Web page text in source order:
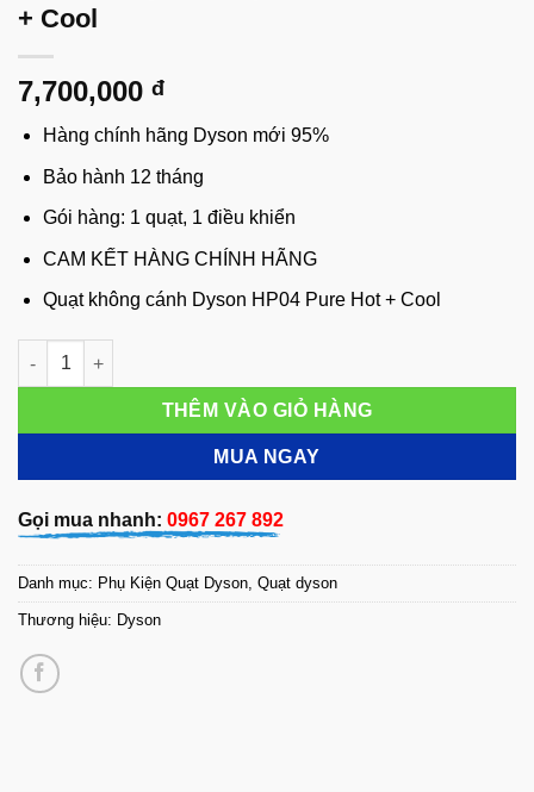
+ Cool
7,700,000 đ
Hàng chính hãng Dyson mới 95%
Bảo hành 12 tháng
Gói hàng: 1 quạt, 1 điều khiển
CAM KẾT HÀNG CHÍNH HÃNG
Quạt không cánh Dyson HP04 Pure Hot + Cool
Quạt không cánh Dyson HP04 Pure Hot + Cool số lượng
THÊM VÀO GIỎ HÀNG
MUA NGAY
Gọi mua nhanh: 0967 267 892
Danh mục: Phụ Kiện Quạt Dyson, Quạt dyson
Thương hiệu: Dyson